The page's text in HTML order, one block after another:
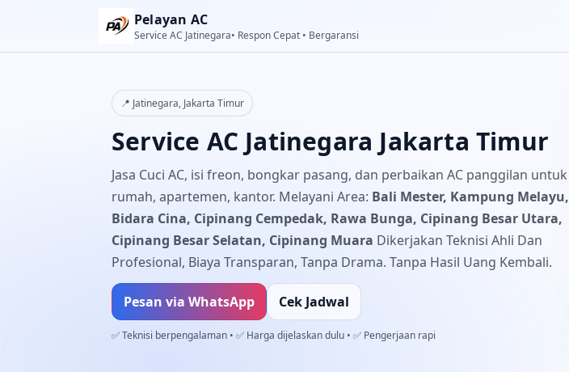
Pelayan AC
Service AC Jatinegara• Respon Cepat • Bergaransi
📍 Jatinegara, Jakarta Timur
Service AC Jatinegara Jakarta Timur
Jasa Cuci AC, isi freon, bongkar pasang, dan perbaikan AC panggilan untuk
rumah, apartemen, kantor. Melayani Area: Bali Mester, Kampung Melayu,
Bidara Cina, Cipinang Cempedak, Rawa Bunga, Cipinang Besar Utara,
Cipinang Besar Selatan, Cipinang Muara Dikerjakan Teknisi Ahli Dan
Profesional, Biaya Transparan, Tanpa Drama. Tanpa Hasil Uang Kembali.
Pesan via WhatsApp Cek Jadwal
✅ Teknisi berpengalaman • ✅ Harga dijelaskan dulu • ✅ Pengerjaan rapi